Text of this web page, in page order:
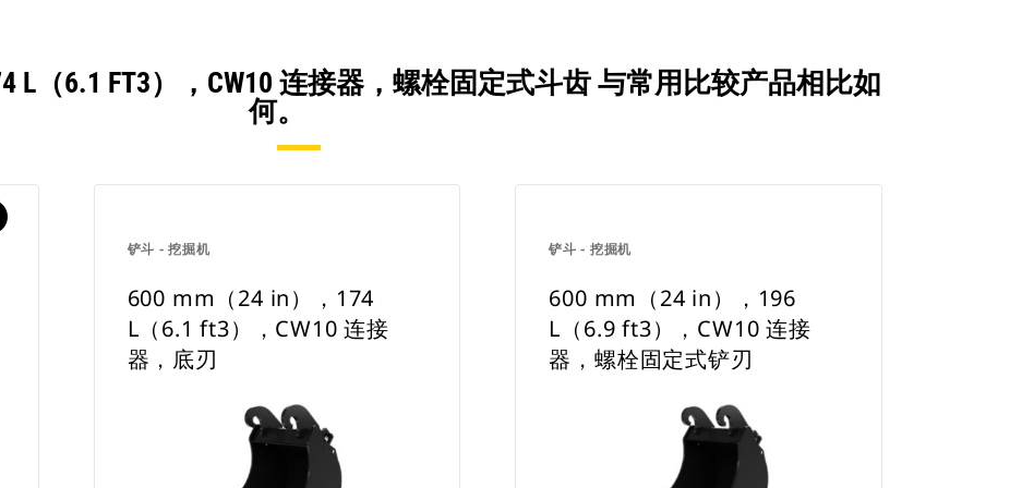
L（6.1 FT3），CW10 连接器，螺栓固定式斗齿 与常用比较产品相比如
何。
铲斗 - 挖掘机
600 mm（24 in），174
L（6.1 ft3），CW10 连接
器，底刃
铲斗 - 挖掘机
600 mm（24 in），196
L（6.9 ft3），CW10 连接
器，螺栓固定式铲刃